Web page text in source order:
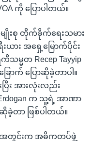
ကို ပြောပါတယ်။
းစု တိုက်ခိုက်ရေးသမား
ား အရှေ့မြောက်ပိုင်း
မတ Recep Tayyip
ြောက် ပြောဆိုခဲ့တာပါ။
ြီး အားလုံးလည်း
က သူ့ရဲ့ အာဏာ
ခဲ့တာ ဖြစ်ပါတယ်။
အတွင်းက အဓိကတပ်ဖွဲ့